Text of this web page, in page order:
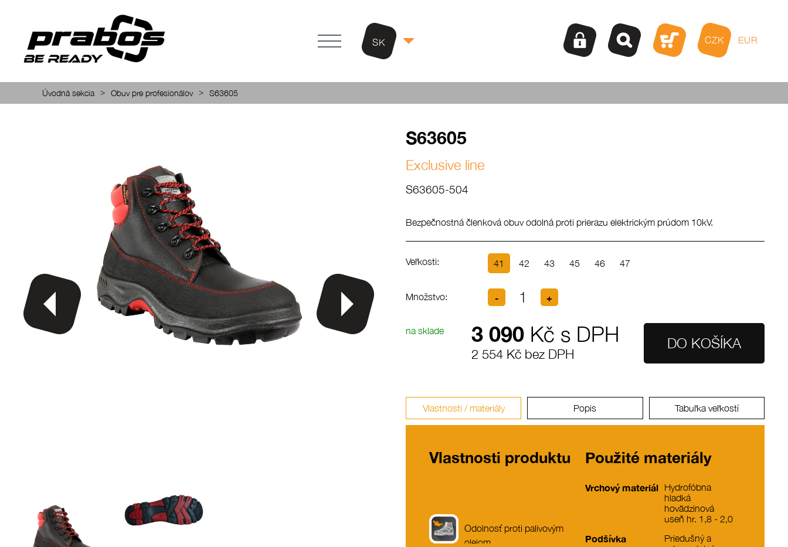
SK CZK EUR
Úvodná sekcia > Obuv pre profesionálov > S63605
S63605
Exclusive line
S63605-504
Bezpečnostná členková obuv odolná proti prierazu elektrickým prúdom 10kV.
Veľkosti: 41 42 43 45 46 47
Množstvo:
na sklade 3 090 Kč s DPH
2 554 Kč bez DPH
Vlastnosti / materiály Popis Tabuľka veľkostí
Vlastnosti produktu
Odolnosť proti palivovým
olejom
Použité materiály
Vrchový materiál
Hydrofóbna
hladká
hovädzinová
useň hr. 1,8 - 2,0
Podšívka
Priedušný a